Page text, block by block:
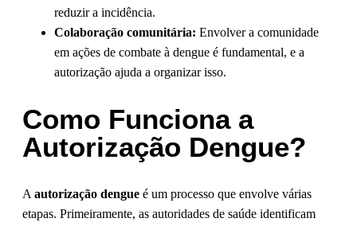
reduzir a incidência.
Colaboração comunitária: Envolver a comunidade
em ações de combate à dengue é fundamental, e a
autorização ajuda a organizar isso.
Como Funciona a
Autorização Dengue?
A autorização dengue é um processo que envolve várias
etapas. Primeiramente, as autoridades de saúde identificam